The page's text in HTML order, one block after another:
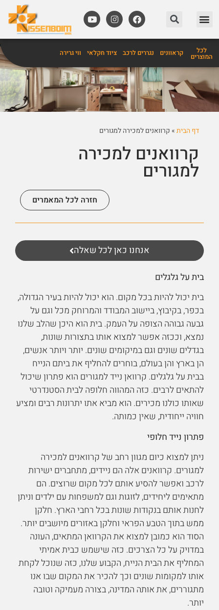
לכל
המוצרים קראוונים נגררים לרכב ציוד חקלאי ווי גרירה
דף הבית»קרוואנים למכירה למגורים
קרוואנים למכירה
למגורים
חזרה לכל המאמרים
אנחנו כאן לכל שאלה
בית על גלגלים
בית יכול להיות בכל מקום. הוא יכול להיות בעיר הגדולה,
בכפר, בקיבוץ, ביישוב המבודד והמרוחק מכל וגם על
גבעה גבוהה הצופה על העמק. בית הוא היכן שהלב שלנו
נמצא, וככזה אפשר למצוא אותו בתצורות שונות,
בגדלים שונים וגם במיקומים שונים. יותר ויותר אנשים,
הן בארץ והן בעולם, בוחרים להחליף את ביתם הנייח
בבית על גלגלים. קרוואן נייד למגורים הוא פתרון שיכול
להתאים לרבים. כזה המהווה חלופה לבית הסטנדרטי
שאותו כולנו מכירים. הוא מביא אתו יתרונות רבים ומציע
חוויה ייחודית, שאין כמותה.
פתרון נייד חלופי
ניתן למצוא כיום מגוון רחב של קרוואנים למכירה
למגורים. קרוואנים אלה הם ניידים, מתחברים ישירות
לרכב ואפשר להסיע אותם לכל מקום שרוצים. הם
מתאימים ליחידים, לזוגות וגם למשפחות עם ילדים וניתן
לחנות אותם בנקודות שונות בכל רחבי הארץ. חלקן
ממש בתוך הטבע הפראי וחלקן באזורים מיושבים יותר.
הסוד הוא כמובן למצוא את הקרוואן המתאים, העונה
במדויק על כל הצרכים. כזה שישמש כבית אמיתי
המחליף את הבית הנייח, הקבוע שלנו, כזה שנוכל לקחת
אותו למקומות שונים וכך להכיר את המקום שבו אנו
מתגוררים, את אותה המדינה, בצורה מעמיקה וטובה
יותר.